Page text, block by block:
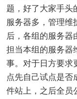
题，好了大家手头
服务器多，管理维
后，各组的服务器
担当本组的服务器
事。对于日方要求
点先自己试点是否
件站上，之后全员